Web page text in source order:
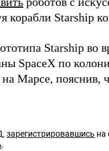
корабли Starship
Starship во
SpaceX по
Марсе, пояснив,
зарегистрировавшись на
.